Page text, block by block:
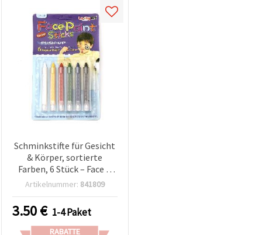
Schminkstifte für Gesicht
& Körper, sortierte
Farben, 6 Stück – Face &
Body Art Deko Buntstifte
Artikelnummer: 841809
3.50€ 1-4 Paket
RABATTE